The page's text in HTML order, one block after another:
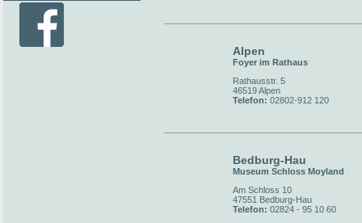
Alpen
Foyer im Rathaus
Rathausstr. 5
46519 Alpen
Telefon: 02802-912 120
Bedburg-Hau
Museum Schloss Moyland
Am Schloss 10
47551 Bedburg-Hau
Telefon: 02824 - 95 10 60